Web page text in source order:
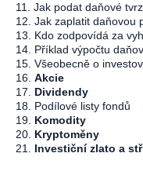
11. Jak podat daňové
12. Jak zaplatit daňovou
13. Kdo zodpovídá za
14. Příklad výpočtu
15. Všeobecně o
16. Akcie
17. Dividendy
18. Podílové listy fondů
19. Komodity
20. Kryptoměny
21.
Investiční zlato a